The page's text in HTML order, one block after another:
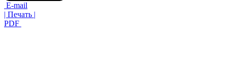
E-mail
| Печать |
PDF